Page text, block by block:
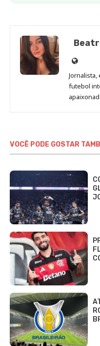
Site
de
Fabbri
futebol
VOCÊ PODE GOSTAR